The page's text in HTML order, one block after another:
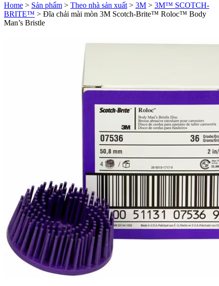
Home > Sản phẩm > Theo nhà sản xuất > 3M > 3M™ SCOTCH-
BRITE™ > Đĩa chải mài mòn 3M Scotch-Brite™ Roloc™ Body
Man’s Bristle